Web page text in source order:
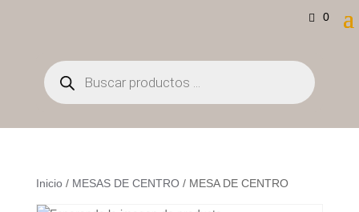
0
Búsqueda
de
productos
Inicio/ MESAS DE CENTRO/ MESA DE CENTRO